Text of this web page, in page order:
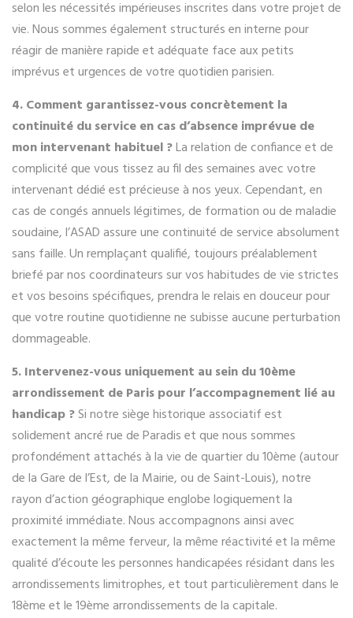
selon les nécessités impérieuses inscrites dans votre projet de
vie. Nous sommes également structurés en interne pour
réagir de manière rapide et adéquate face aux petits
imprévus et urgences de votre quotidien parisien.
4. Comment garantissez-vous concrètement la
continuité du service en cas d’absence imprévue de
mon intervenant habituel ?La relation de confiance et de
complicité que vous tissez au fil des semaines avec votre
intervenant dédié est précieuse à nos yeux. Cependant, en
cas de congés annuels légitimes, de formation ou de maladie
soudaine, l’ASAD assure une continuité de service absolument
sans faille. Un remplaçant qualifié, toujours préalablement
briefé par nos coordinateurs sur vos habitudes de vie strictes
et vos besoins spécifiques, prendra le relais en douceur pour
que votre routine quotidienne ne subisse aucune perturbation
dommageable.
5. Intervenez-vous uniquement au sein du 10ème
arrondissement de Paris pour l’accompagnement lié au
handicap ?Si notre siège historique associatif est
solidement ancré rue de Paradis et que nous sommes
profondément attachés à la vie de quartier du 10ème (autour
de la Gare de l’Est, de la Mairie, ou de Saint-Louis), notre
rayon d’action géographique englobe logiquement la
proximité immédiate. Nous accompagnons ainsi avec
exactement la même ferveur, la même réactivité et la même
qualité d’écoute les personnes handicapées résidant dans les
arrondissements limitrophes, et tout particulièrement dans le
18ème et le 19ème arrondissements de la capitale.